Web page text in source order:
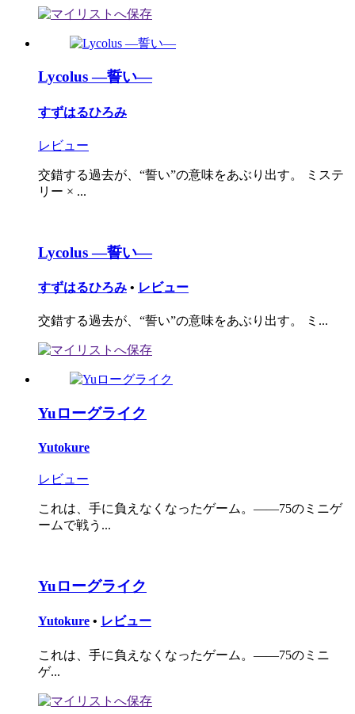
Lycolus ―誓い―
すずはるひろみ
レビュー
交錯する過去が、“誓い”の意味をあぶり出す。 ミステ
リー × ...
Lycolus ―誓い―
すずはるひろみ • レビュー
交錯する過去が、“誓い”の意味をあぶり出す。 ミ...
Yuローグライク
Yutokure
レビュー
これは、手に負えなくなったゲーム。――75のミニゲ
ームで戦う...
Yuローグライク
Yutokure • レビュー
これは、手に負えなくなったゲーム。――75のミニ
ゲ...